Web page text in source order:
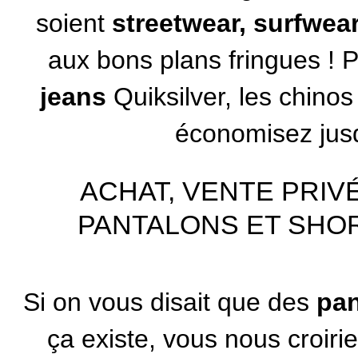
soient streetwear,
aux bons plans fringues !
jeans Quiksilver, les
économisez
ACHAT, VENTE
PANTALONS ET
Si on vous disait que des
ça existe, vous nous